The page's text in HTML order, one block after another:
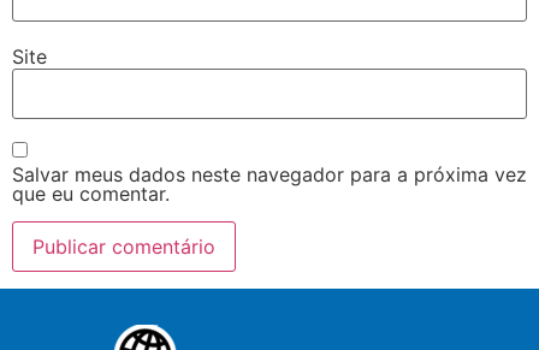
Site
Salvar meus dados neste navegador para a próxima vez
que eu comentar.